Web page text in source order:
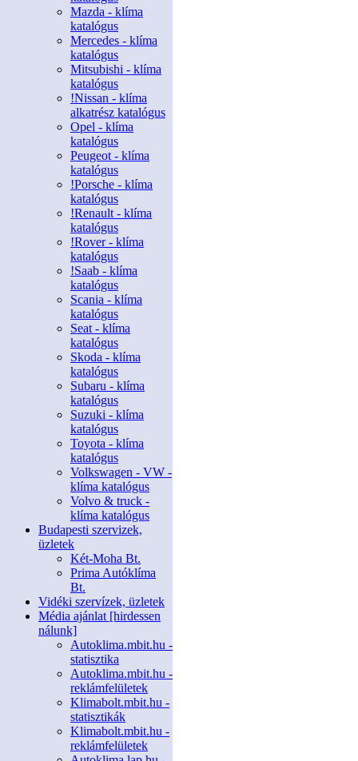
Mazda - klíma
katalógus
Mercedes - klíma
katalógus
Mitsubishi - klíma
katalógus
!Nissan - klíma
alkatrész katalógus
Opel - klíma
katalógus
Peugeot - klíma
katalógus
!Porsche - klíma
katalógus
!Renault - klíma
katalógus
!Rover - klíma
katalógus
!Saab - klíma
katalógus
Scania - klíma
katalógus
Seat - klíma
katalógus
Skoda - klíma
katalógus
Subaru - klíma
katalógus
Suzuki - klíma
katalógus
Toyota - klíma
katalógus
Volkswagen - VW -
klíma katalógus
Volvo & truck -
klíma katalógus
Budapesti szervizek,
üzletek
Két-Moha Bt.
Prima Autóklíma
Bt.
Vidéki szervízek, üzletek
Média ajánlat [hirdessen
nálunk]
Autoklima.mbit.hu -
statisztika
Autoklima.mbit.hu -
reklámfelületek
Klimabolt.mbit.hu -
statisztikák
Klimabolt.mbit.hu -
reklámfelületek